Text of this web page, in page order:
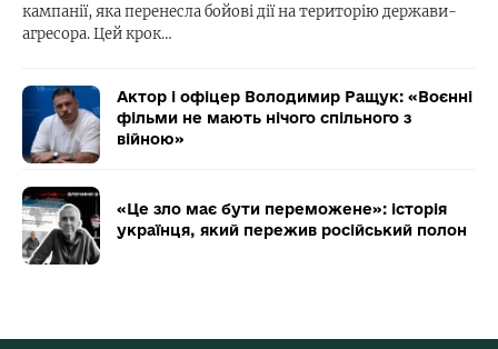
кампанії, яка перенесла бойові дії на територію держави-
агресора. Цей крок…
Актор і офіцер Володимир Ращук: «Воєнні
фільми не мають нічого спільного з
війною»
«Це зло має бути переможене»: історія
українця, який пережив російський полон